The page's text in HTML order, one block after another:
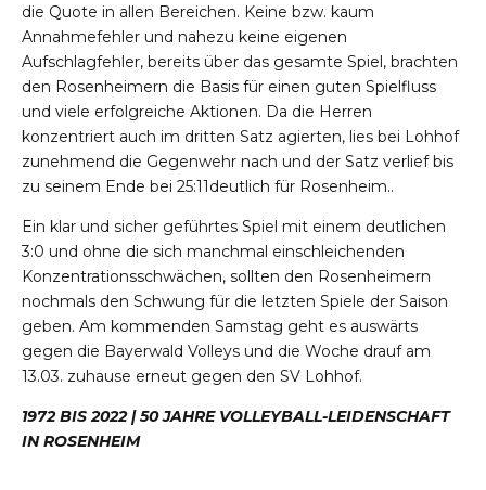
die Quote in allen Bereichen. Keine bzw. kaum
Annahmefehler und nahezu keine eigenen
Aufschlagfehler, bereits über das gesamte Spiel, brachten
den Rosenheimern die Basis für einen guten Spielfluss
und viele erfolgreiche Aktionen. Da die Herren
konzentriert auch im dritten Satz agierten, lies bei Lohhof
zunehmend die Gegenwehr nach und der Satz verlief bis
zu seinem Ende bei 25:11deutlich für Rosenheim..
Ein klar und sicher geführtes Spiel mit einem deutlichen
3:0 und ohne die sich manchmal einschleichenden
Konzentrationsschwächen, sollten den Rosenheimern
nochmals den Schwung für die letzten Spiele der Saison
geben. Am kommenden Samstag geht es auswärts
gegen die Bayerwald Volleys und die Woche drauf am
13.03. zuhause erneut gegen den SV Lohhof.
1972 BIS 2022 | 50 JAHRE VOLLEYBALL-LEIDENSCHAFT
INROSENHEIM